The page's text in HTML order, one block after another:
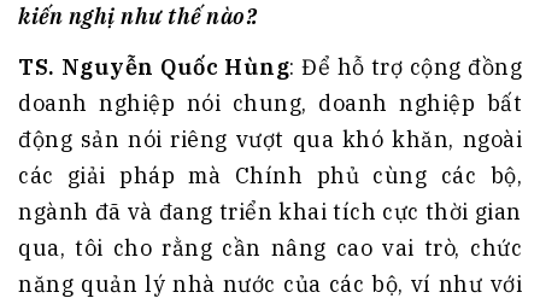
kiến nghị như thế nào?.
TS. Nguyễn Quốc Hùng: Để hỗ trợ cộng đồng
doanh nghiệp nói chung, doanh nghiệp bất
động sản nói riêng vượt qua khó khăn, ngoài
các giải pháp mà Chính phủ cùng các bộ,
ngành đã và đang triển khai tích cực thời gian
qua, tôi cho rằng cần nâng cao vai trò, chức
năng quản lý nhà nước của các bộ, ví như với